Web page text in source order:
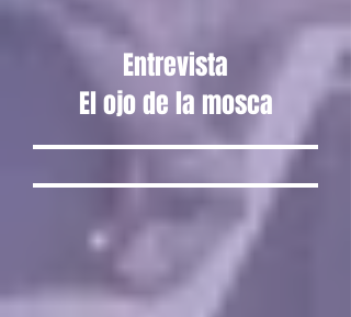
Entrevista
El ojo de la mosca